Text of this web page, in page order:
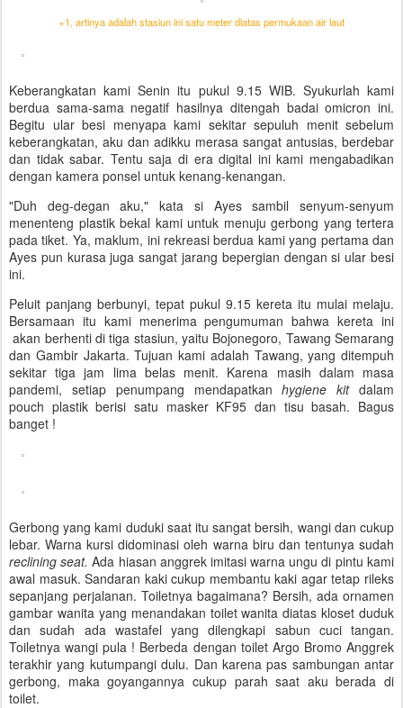
+1, artinya adalah stasiun ini satu meter diatas permukaan air laut
Keberangkatan kami Senin itu pukul 9.15 WIB. Syukurlah kami
berdua sama-sama negatif hasilnya ditengah badai omicron ini.
Begitu ular besi menyapa kami sekitar sepuluh menit sebelum
keberangkatan, aku dan adikku merasa sangat antusias, berdebar
dan tidak sabar. Tentu saja di era digital ini kami mengabadikan
dengan kamera ponsel untuk kenang-kenangan.
"Duh deg-degan aku," kata si Ayes sambil senyum-senyum
menenteng plastik bekal kami untuk menuju gerbong yang tertera
pada tiket. Ya, maklum, ini rekreasi berdua kami yang pertama dan
Ayes pun kurasa juga sangat jarang bepergian dengan si ular besi
ini.
Peluit panjang berbunyi, tepat pukul 9.15 kereta itu mulai melaju.
Bersamaan itu kami menerima pengumuman bahwa kereta ini
akan berhenti di tiga stasiun, yaitu Bojonegoro, Tawang Semarang
dan Gambir Jakarta. Tujuan kami adalah Tawang, yang ditempuh
sekitar tiga jam lima belas menit. Karena masih dalam masa
pandemi, setiap penumpang mendapatkanhygiene kitdalam
pouch plastik berisi satu masker KF95 dan tisu basah. Bagus
banget !
Gerbong yang kami duduki saat itu sangat bersih, wangi dan cukup
lebar. Warna kursi didominasi oleh warna biru dan tentunya sudah
reclining seat. Ada hiasan anggrek imitasi warna ungu di pintu kami
awal masuk. Sandaran kaki cukup membantu kaki agar tetap rileks
sepanjang perjalanan. Toiletnya bagaimana? Bersih, ada ornamen
gambar wanita yang menandakan toilet wanita diatas kloset duduk
dan sudah ada wastafel yang dilengkapi sabun cuci tangan.
Toiletnya wangi pula ! Berbeda dengan toilet Argo Bromo Anggrek
terakhir yang kutumpangi dulu. Dan karena pas sambungan antar
gerbong, maka goyangannya cukup parah saat aku berada di
toilet.